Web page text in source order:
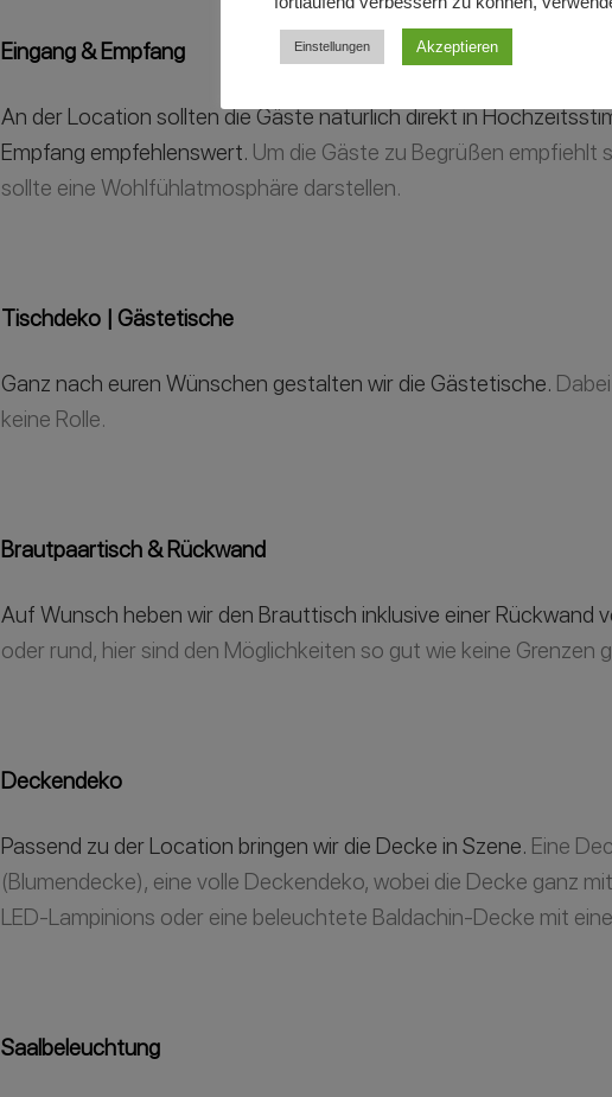
Eingang & Empfang
An der Location sollten die Gäste natürlich direkt in
Empfang empfehlenswert. Um die Gäste zu Begrüßen empfiehlt
sollte eine Wohlfühlatmosphäre darstellen.
Tischdeko | Gästetische
Ganz nach euren Wünschen gestalten wir die Gästetische.
keine Rolle.
Brautpaartisch & Rückwand
Auf Wunsch heben wir den Brauttisch inklusive einer Rückwand
oder rund, hier sind den Möglichkeiten so gut wie keine Grenzen
Deckendeko
Passend zu der Location bringen wir die Decke in Szene. Eine
(Blumendecke), eine volle Deckendeko, wobei die Decke ganz
LED-Lampinions oder eine beleuchtete Baldachin-Decke mit
Saalbeleuchtung
Einstellungen Akzeptieren